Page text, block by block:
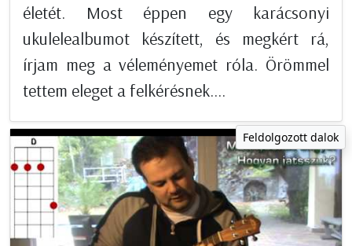
életét. Most éppen egy karácsonyi
ukulelealbumot készített, és megkért rá,
írjam meg a véleményemet róla. Örömmel
tettem eleget a felkérésnek....
Feldolgozott dalok